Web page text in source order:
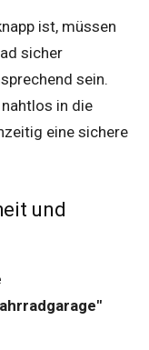
ist, müssen
sicher
sein.
in die
eine sichere
und